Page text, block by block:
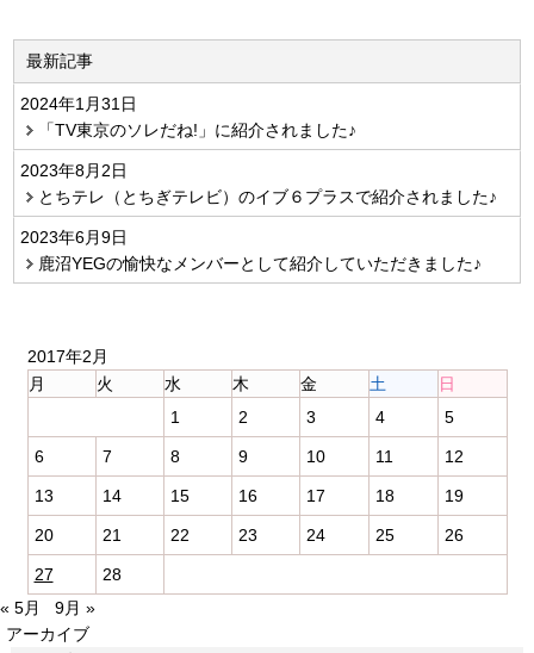
最新記事
2024年1月31日
「TV東京のソレだね!」に紹介されました♪
2023年8月2日
とちテレ（とちぎテレビ）のイブ６プラスで紹介されました♪
2023年6月9日
鹿沼YEGの愉快なメンバーとして紹介していただきました♪
2017年2月
月
火 水 木 金 土
日
1
2 3 4 5
6 7 8 9 10 11 12
13 14 15 16 17 18 19
20 21 22 23 24 25 26
27
28
« 5月
9月 »
アーカイブ